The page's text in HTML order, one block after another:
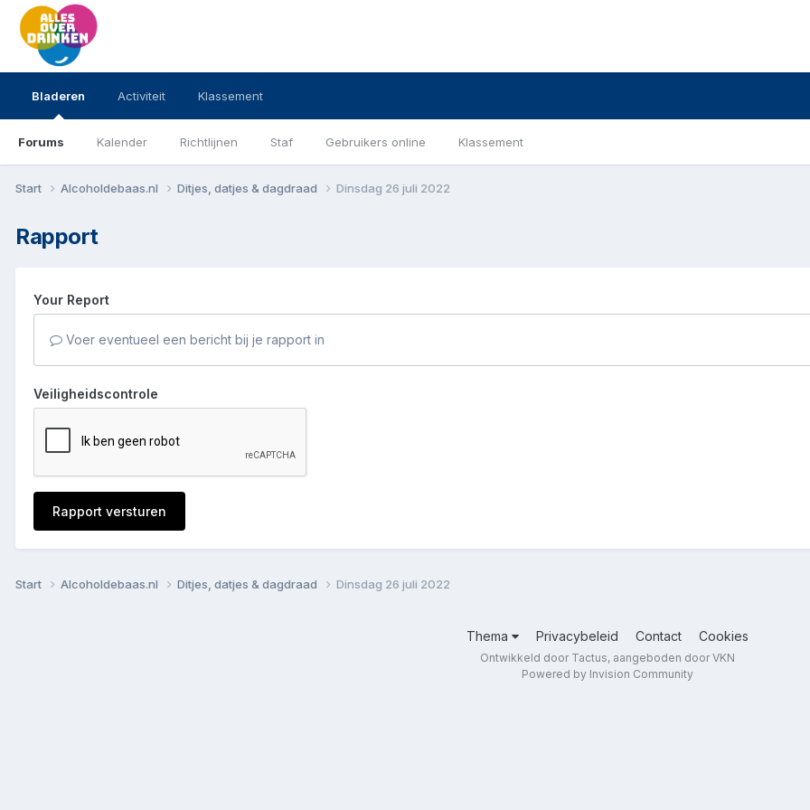
Bladeren
Forums Kalender Richtlijnen Staf Gebruikers online Klassement
Activiteit Klassement
Start Alcoholdebaas.nl Ditjes, datjes & dagdraad Dinsdag 26 juli 2022
Rapport
Your Report
Voer eventueel een bericht bij je rapport in
Veiligheidscontrole
Rapport versturen
Start Alcoholdebaas.nl Ditjes, datjes & dagdraad Dinsdag 26 juli 2022
Thema Privacybeleid Contact Cookies
Ontwikkeld door Tactus, aangeboden door VKN
Powered by Invision Community